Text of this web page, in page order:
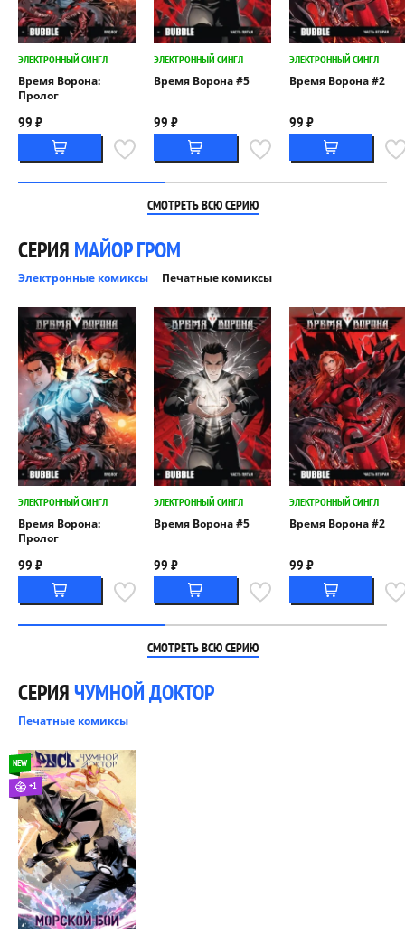
ЭЛЕКТРОННЫЙ СИНГЛ
Время Ворона:
Пролог
99 ₽
ЭЛЕКТРОННЫЙ СИНГЛ
Время Ворона #5
99 ₽
ЭЛЕКТРОННЫЙ СИНГЛ
Время Ворона #2
99 ₽
СМОТРЕТЬ ВСЮ СЕРИЮ
СЕРИЯ МАЙОР ГРОМ
Электронные комиксы Печатные комиксы
ЭЛЕКТРОННЫЙ СИНГЛ
Время Ворона:
Пролог
99 ₽
ЭЛЕКТРОННЫЙ СИНГЛ
Время Ворона #5
99 ₽
ЭЛЕКТРОННЫЙ СИНГЛ
Время Ворона #2
99 ₽
СМОТРЕТЬ ВСЮ СЕРИЮ
СЕРИЯЧУМНОЙ ДОКТОР
Печатные комиксы
NEW
+1